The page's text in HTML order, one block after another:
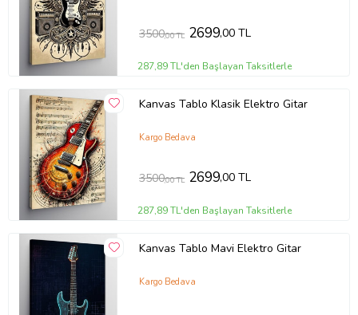
3500,00 TL 2699,00 TL
287,89 TL'den Başlayan Taksitlerle
Kanvas Tablo Klasik Elektro Gitar
Kargo Bedava
3500,00 TL 2699,00 TL
287,89 TL'den Başlayan Taksitlerle
Kanvas Tablo Mavi Elektro Gitar
Kargo Bedava